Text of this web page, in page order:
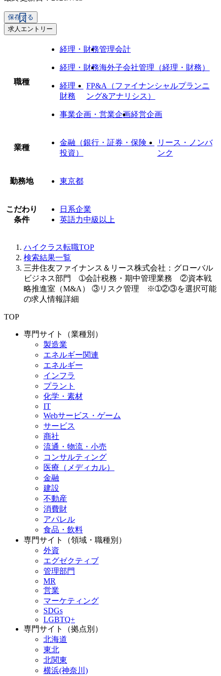
保存する
求人エントリー
職種
経理・財務管理会計
経理・財務海外子会社管理（経理・財務）
経理・
財務
FP&A（ファイナンシャルプランニ
ング&アナリシス）
事業企画・営業企画経営企画
業種
金融（銀行・証券・保険・
投資）
リース・ノンバ
ンク
勤務地 東京都
こだわり
条件
日系企業
英語力中級以上
ハイクラス転職TOP
検索結果一覧
三井住友ファイナンス＆リース株式会社：グローバル
ビジネス部門 ➀会計税務・期中管理業務 ②資本戦
略推進室（M&A） ③リスク管理 ※➀②③を選択可能
の求人情報詳細
TOP
専門サイト（業種別）
製造業
エネルギー関連
エネルギー
インフラ
プラント
化学・素材
IT
Webサービス・ゲーム
サービス
商社
流通・物流・小売
コンサルティング
医療（メディカル）
金融
建設
不動産
消費財
アパレル
食品・飲料
専門サイト（領域・職種別）
外資
エグゼクティブ
管理部門
MR
営業
マーケティング
SDGs
LGBTQ+
専門サイト（拠点別）
北海道
東北
北関東
横浜(神奈川)